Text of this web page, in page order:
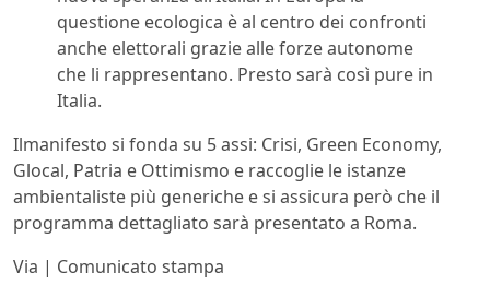
questione ecologica è al centro dei confronti
anche elettorali grazie alle forze autonome
che li rappresentano. Presto sarà così pure in
Italia.
Ilmanifesto si fonda su 5 assi: Crisi, Green Economy,
Glocal, Patria e Ottimismo e raccoglie le istanze
ambientaliste più generiche e si assicura però che il
programma dettagliato sarà presentato a Roma.
Via | Comunicato stampa